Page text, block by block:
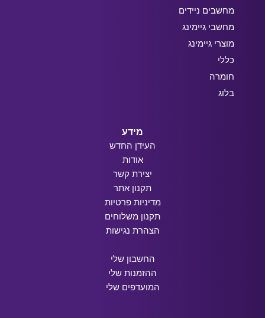
מחשבים ניידים
מחשבי גיימינג
מוצרי גיימינג
כללי
חומרה
בלוג
מידע
העידן החדש
אודות
יצירת קשר
תקנון אתר
מדיניות פרטיות
תקנון משלוחים
הצהרת נגישות
החשבון שלי
ההזמנות שלי
המועדפים שלי